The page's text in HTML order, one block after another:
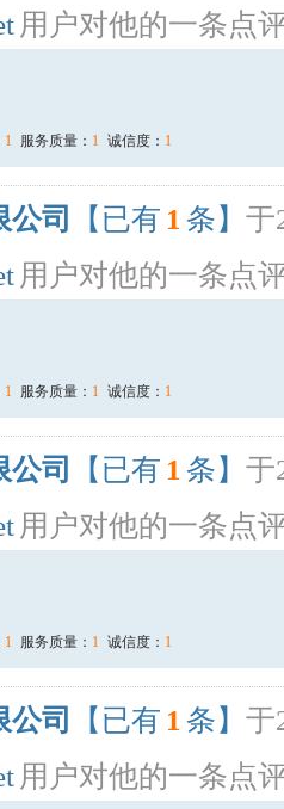
用户对他的一条点
1 服务质量： 1 诚信度： 1
司 【已有 1 条】 于
用户对他的一条点
1 服务质量： 1 诚信度： 1
司 【已有 1 条】 于
用户对他的一条点
1 服务质量： 1 诚信度： 1
司 【已有 1 条】 于
用户对他的一条点